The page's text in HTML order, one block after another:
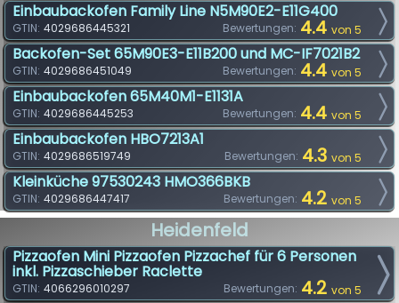
Einbaubackofen Family Line N5M90E2-E11G400
Bewertungen: 4.4 von 5
GTIN: 4029686445321
Backofen-Set 65M90E3-E11B200 und MC-IF7021B2
Bewertungen: 4.4 von 5
GTIN: 4029686451049
Einbaubackofen 65M40M1-E1131A
Bewertungen: 4.4 von 5
GTIN: 4029686445253
Einbaubackofen HBO7213A1
Bewertungen: 4.3 von 5
GTIN: 4029686519749
Kleinküche 97530243 HMO366BKB
Bewertungen: 4.2 von 5
GTIN: 4029686447417
Heidenfeld
Pizzaofen Mini Pizzaofen Pizzachef für 6 Personen
inkl. Pizzaschieber Raclette
Bewertungen: 4.2 von 5
GTIN: 4066296010297